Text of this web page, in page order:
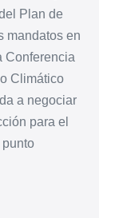
Plan de
mandatos en
Conferencia
Climático
a negociar
para el
punto